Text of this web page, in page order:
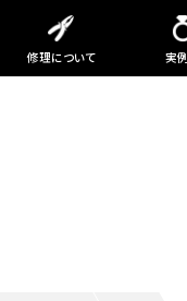
修理について 実